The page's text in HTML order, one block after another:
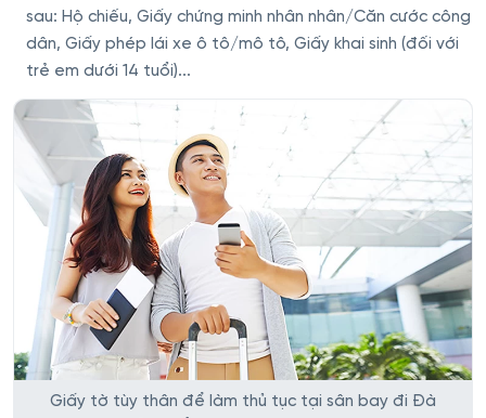
sau: Hộ chiếu, Giấy chứng minh nhân nhân/Căn cước công
dân, Giấy phép lái xe ô tô/mô tô, Giấy khai sinh (đối với
trẻ em dưới 14 tuổi)...
Giấy tờ tùy thân để làm thủ tục tại sân bay đi Đà